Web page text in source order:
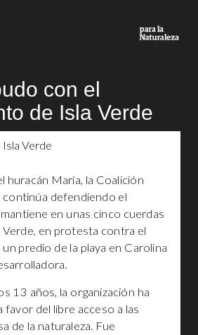
con el
de Isla Verde
huracán María, la Coalición
continúa defendiendo el
en unas cinco cuerdas
en protesta contra el
predio de la playa en Carolina
13 años, la organización ha
favor del libre acceso a las
de la naturaleza. Fue